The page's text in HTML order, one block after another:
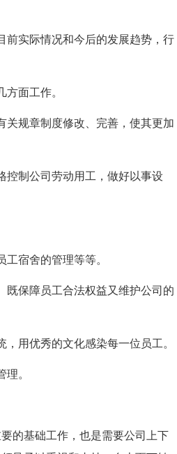
实际情况和今后的发展趋势，行
面工作。
关规章制度修改、完善，使其更加
控制公司劳动用工，做好以事设
宿舍的管理等等。
既保障员工合法权益又维护公司的
用优秀的文化感染每一位员工。
。
的基础工作，也是需要公司上下